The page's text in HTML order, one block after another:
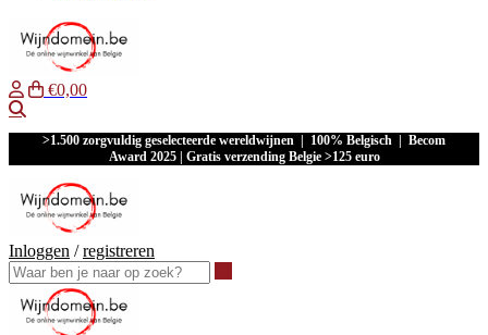
€0,00
>1.500 zorgvuldig geselecteerde wereldwijnen | 100% Belgisch | Becom
Award 2025 | Gratis verzending Belgie >125 euro
Inloggen /registreren